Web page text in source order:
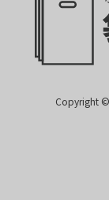
Copyright ©